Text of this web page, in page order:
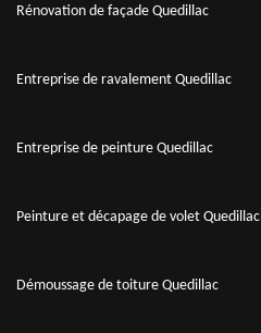
Rénovation de façade Quedillac
Entreprise de ravalement Quedillac
Entreprise de peinture Quedillac
Peinture et décapage de volet Quedillac
Démoussage de toiture Quedillac